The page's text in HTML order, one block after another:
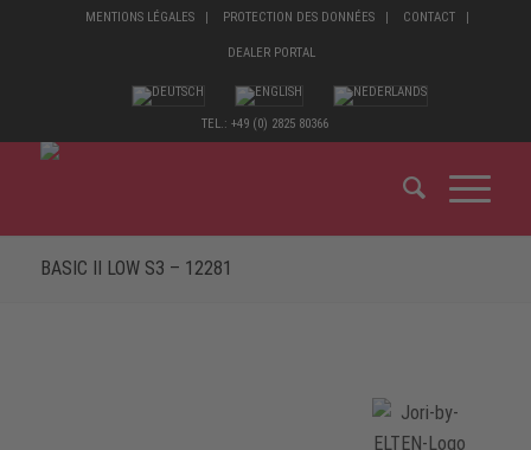
MENTIONS LÉGALES PROTECTION DES DONNÉES CONTACT
DEALER PORTAL
TEL.: +49 (0) 2825 80366
BASIC II LOW S3 – 12281